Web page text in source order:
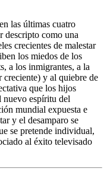
las últimas cuatro
descripto como una
crecientes de malestar
los miedos de los
a los inmigrantes, a la
y al quiebre de
que los hijos
nuevo espíritu del
mundial expuesta e
y el desamparo se
se pretende individual,
al éxito televisado